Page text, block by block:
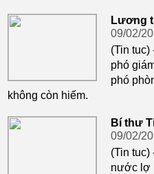
Lương
09/02/
(Tin tuc)
phó
phó
không còn hiếm.
Bí thư
09/02/
(Tin tuc)
nước lợ